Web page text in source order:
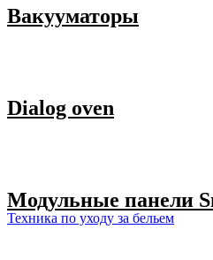
Вакууматоры
Dialog oven
Модульные панели
Техника по уходу за бельем